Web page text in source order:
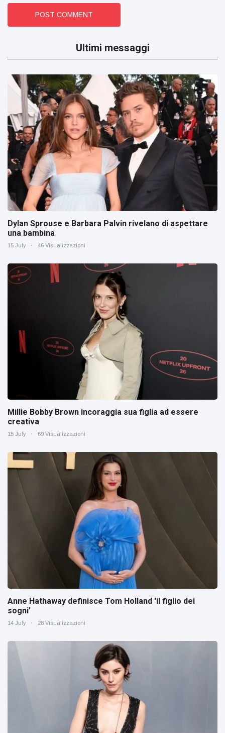
POST COMMENT
Ultimi messaggi
Dylan Sprouse e Barbara Palvin rivelano di aspettare
una bambina
15 July 46 Visualizzazioni
Millie Bobby Brown incoraggia sua figlia ad essere
creativa
15 July 69 Visualizzazioni
Anne Hathaway definisce Tom Holland 'il figlio dei
sogni’
14 July 28 Visualizzazioni